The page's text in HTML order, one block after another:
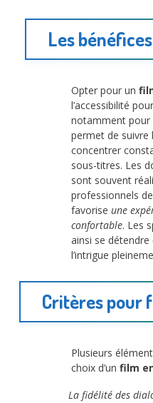
Les
Opter pour un
l’accessibilité
notamment pour
permet de suivre
concentrer
sous-titres. Les
sont souvent
professionnels
favorise une
confortable. Les
ainsi se
l’intrigue
Critères pour
Plusieurs
choix d’un film
La fidélité des